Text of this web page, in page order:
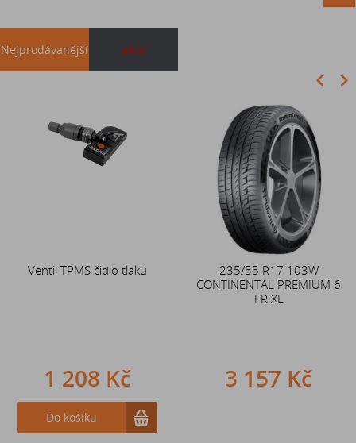
Nejprodávanější akce
Ventil TPMS čidlo tlaku
1 208 Kč
Do košíku
235/55 R17 103W
CONTINENTAL PREMIUM 6
FR XL
3 157 Kč
Duše 12x4 (4.00-4) kovový
zahnutý ventil TR87
242 Kč